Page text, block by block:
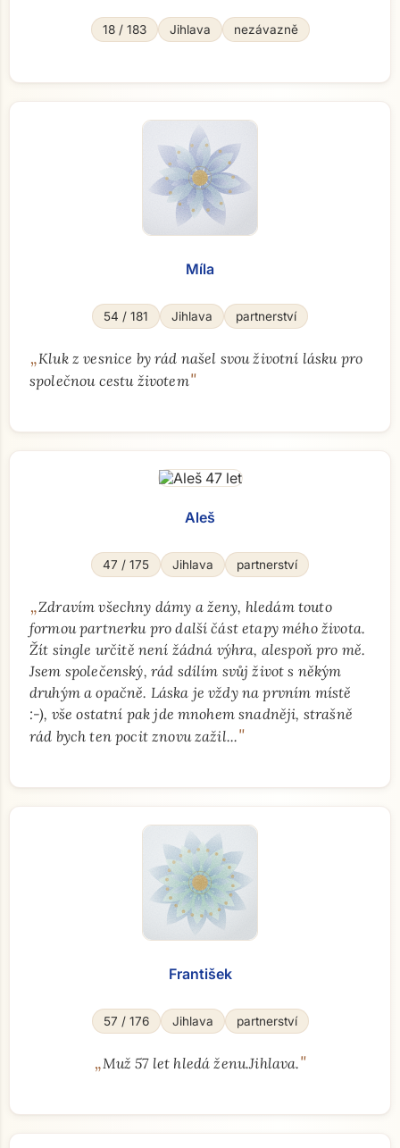
18 / 183 Jihlava nezávazně
Míla
54 / 181 Jihlava partnerství
„Kluk z vesnice by rád našel svou životní lásku pro
společnou cestu životem"
Aleš
47 / 175 Jihlava partnerství
„Zdravím všechny dámy a ženy, hledám touto
formou partnerku pro další část etapy mého života.
Žít single určitě není žádná výhra, alespoň pro mě.
Jsem společenský, rád sdílím svůj život s někým
druhým a opačně. Láska je vždy na prvním místě
:-), vše ostatní pak jde mnohem snadněji, strašně
rád bych ten pocit znovu zažil..."
František
57 / 176 Jihlava partnerství
„Muž 57 let hledá ženu.Jihlava."